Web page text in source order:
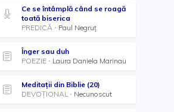
Ce se întâmplă când se roagă
toată biserica
PREDICĂ
Paul Negruț
Înger sau duh
POEZIE
Laura Daniela Marinau
Meditații din Biblie (20)
DEVOȚIONAL
Necunoscut